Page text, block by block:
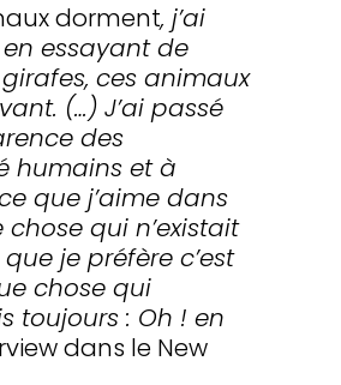
dorment, j’ai
essayant de
ces animaux
(…) J’ai passé
des
humains et à
que j’aime dans
chose qui n’existait
je préfère c’est
chose qui
toujours : Oh ! en
dans le New